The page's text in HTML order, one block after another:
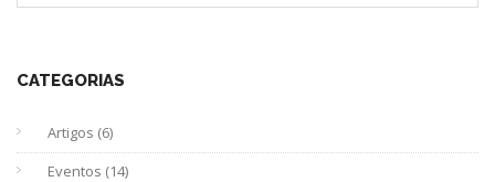
CATEGORIAS
Artigos (6)
Eventos (14)